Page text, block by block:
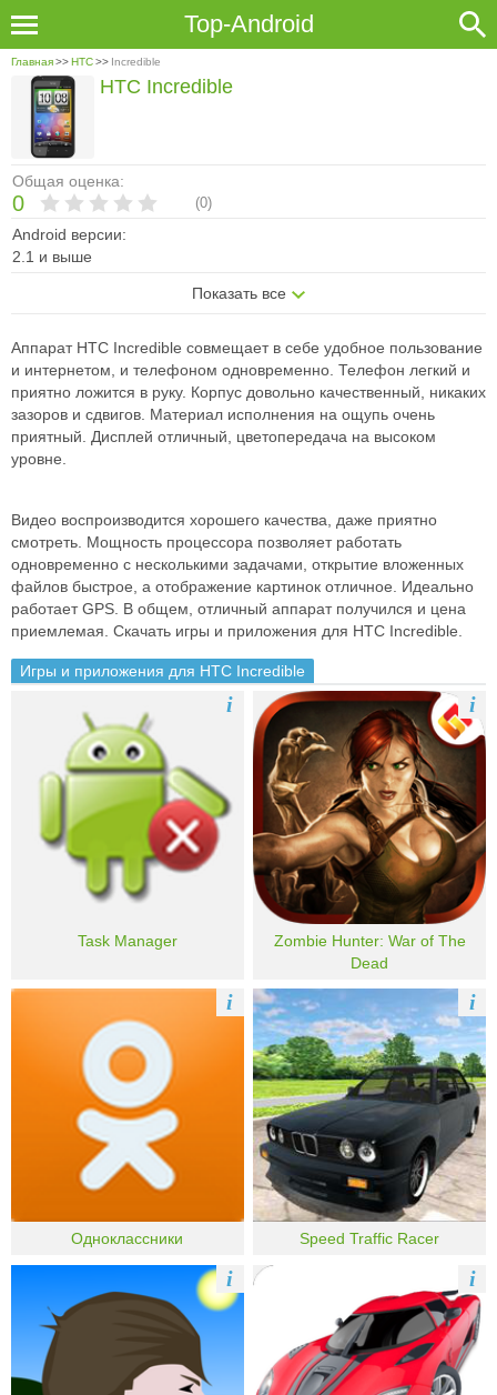
Top-Android
Главная>>HTC>> Incredible
Общая оценка:
0 (0)
Android версии:
2.1 и выше
Показать все
HTC Incredible
Аппарат HTC Incredible совмещает в себе удобное пользование
и интернетом, и телефоном одновременно. Телефон легкий и
приятно ложится в руку. Корпус довольно качественный, никаких
зазоров и сдвигов. Материал исполнения на ощупь очень
приятный. Дисплей отличный, цветопередача на высоком
уровне.
Видео воспроизводится хорошего качества, даже приятно
смотреть. Мощность процессора позволяет работать
одновременно с несколькими задачами, открытие вложенных
файлов быстрое, а отображение картинок отличное. Идеально
работает GPS. В общем, отличный аппарат получился и цена
приемлемая. Скачать игры и приложения для HTC Incredible.
Игры и приложения для HTC Incredible
Task Manager
i
Zombie Hunter: War of The
Dead
i
Одноклассники
i
Speed Traffic Racer
i
i i